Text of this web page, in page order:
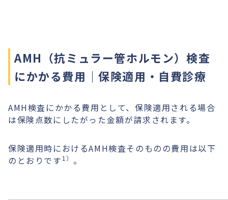
AMH（抗ミュラー管ホルモン）検査
にかかる費用｜保険適用・自費診療
AMH検査にかかる費用として、保険適用される場合
は保険点数にしたがった金額が請求されます。
保険適用時におけるAMH検査そのものの費用は以下
のとおりです 1） 。